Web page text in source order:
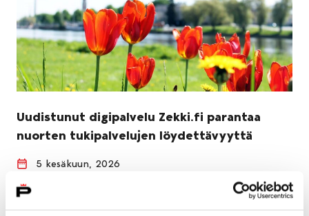
Uudistunut digipalvelu Zekki.fi parantaa
nuorten tukipalvelujen löydettävyyttä
5 kesäkuun, 2026
Nuorille suunnattu digipalvelu Zekki.fi on uudistunut.
Sitran rahoittamassa Zekki nuorten tueksi -hankkeessa